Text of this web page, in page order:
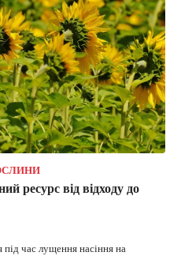
ресурс від відходу до
час лущення насіння на